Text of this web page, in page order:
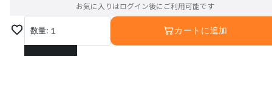
お気に入りはログイン後にご利用可能です
数量: 1
1
カートに追加